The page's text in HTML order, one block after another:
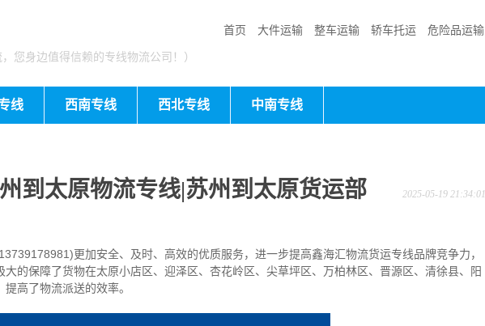
首页 大件运输 整车运输 轿车托运 危险品运输
，您身边值得信赖的专线物流公司！）
线 西南专线 西北专线 中南专线
到太原物流专线|苏州到太原货运部 2025-05-19 21:34:01
更加安全、及时、高效的优质服务，进一步提高鑫海汇物流货运专线品牌竞争力，
的保障了货物在太原小店区、迎泽区、杏花岭区、尖草坪区、万柏林区、晋源区、清徐县、阳
高了物流派送的效率。